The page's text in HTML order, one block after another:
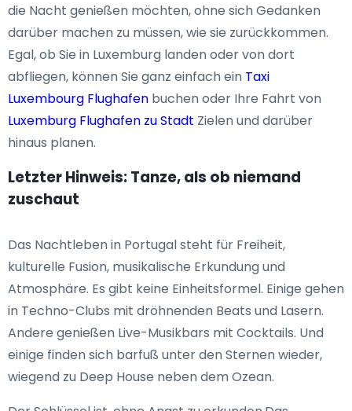
die Nacht genießen möchten, ohne sich Gedanken
darüber machen zu müssen, wie sie zurückkommen.
Egal, ob Sie in Luxemburg landen oder von dort
abfliegen, können Sie ganz einfach ein Taxi
Luxembourg Flughafen buchen oder Ihre Fahrt von
Luxemburg Flughafen zu Stadt Zielen und darüber
hinaus planen.
Letzter Hinweis: Tanze, als ob niemand
zuschaut
Das Nachtleben in Portugal steht für Freiheit,
kulturelle Fusion, musikalische Erkundung und
Atmosphäre. Es gibt keine Einheitsformel. Einige gehen
in Techno-Clubs mit dröhnenden Beats und Lasern.
Andere genießen Live-Musikbars mit Cocktails. Und
einige finden sich barfuß unter den Sternen wieder,
wiegend zu Deep House neben dem Ozean.